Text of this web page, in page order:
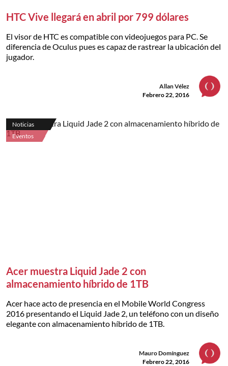
HTC Vive llegará en abril por 799 dólares
El visor de HTC es compatible con videojuegos para PC. Se
diferencia de Oculus pues es capaz de rastrear la ubicación del
jugador.
Allan Vélez
Febrero 22, 2016
Noticias
Eventos
Acer muestra Liquid Jade 2 con
almacenamiento híbrido de 1TB
Acer hace acto de presencia en el Mobile World Congress
2016 presentando el Liquid Jade 2, un teléfono con un diseño
elegante con almacenamiento híbrido de 1TB.
Mauro Domínguez
Febrero 22, 2016